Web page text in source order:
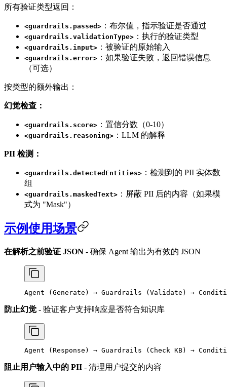
所有验证类型返回：
<guardrails.passed> ：布尔值，指示验证是否通过
<guardrails.validationType> ：执行的验证类型
<guardrails.input> ：被验证的原始输入
<guardrails.error> ：如果验证失败，返回错误信息
（可选）
按类型的额外输出：
幻觉检查：
<guardrails.score> ：置信分数（0-10）
<guardrails.reasoning> ：LLM 的解释
PII 检测：
<guardrails.detectedEntities> ：检测到的 PII 实体数
组
<guardrails.maskedText> ：屏蔽 PII 后的内容（如果模
式为 "Mask"）
示例使用场景
在解析之前验证 JSON - 确保 Agent 输出为有效的 JSON
Agent (Generate) → Guardrails (Validate) →
防止幻觉- 验证客户支持响应是否符合知识库
Agent (Response) → Guardrails (Check KB) →
阻止用户输入中的 PII - 清理用户提交的内容